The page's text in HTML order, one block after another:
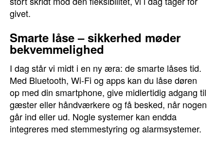
givet.
Smarte låse – sikkerhed møder
bekvemmelighed
I dag står vi midt i en ny æra: de smarte låses tid.
Med Bluetooth, Wi-Fi og apps kan du låse døren
op med din smartphone, give midlertidig adgang til
gæster eller håndværkere og få besked, når nogen
går ind eller ud. Nogle systemer kan endda
integreres med stemmestyring og alarmsystemer.